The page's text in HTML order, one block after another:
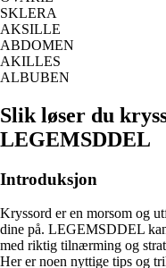
SKLERA
AKSILLE
ABDOMEN
AKILLES
ALBUBEN
Slik løser du
LEGEMSDDEL
Introduksjon
Kryssord er en morsom og
dine på. LEGEMSDDEL
med riktig tilnærming og
Her er noen nyttige tips og